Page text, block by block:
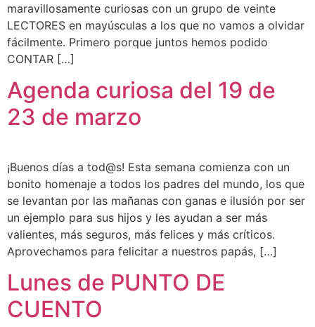
maravillosamente curiosas con un grupo de veinte
LECTORES en mayúsculas a los que no vamos a olvidar
fácilmente. Primero porque juntos hemos podido
CONTAR […]
Agenda curiosa del 19 de
23 de marzo
¡Buenos días a tod@s! Esta semana comienza con un
bonito homenaje a todos los padres del mundo, los que
se levantan por las mañanas con ganas e ilusión por ser
un ejemplo para sus hijos y les ayudan a ser más
valientes, más seguros, más felices y más críticos.
Aprovechamos para felicitar a nuestros papás, […]
Lunes de PUNTO DE
CUENTO